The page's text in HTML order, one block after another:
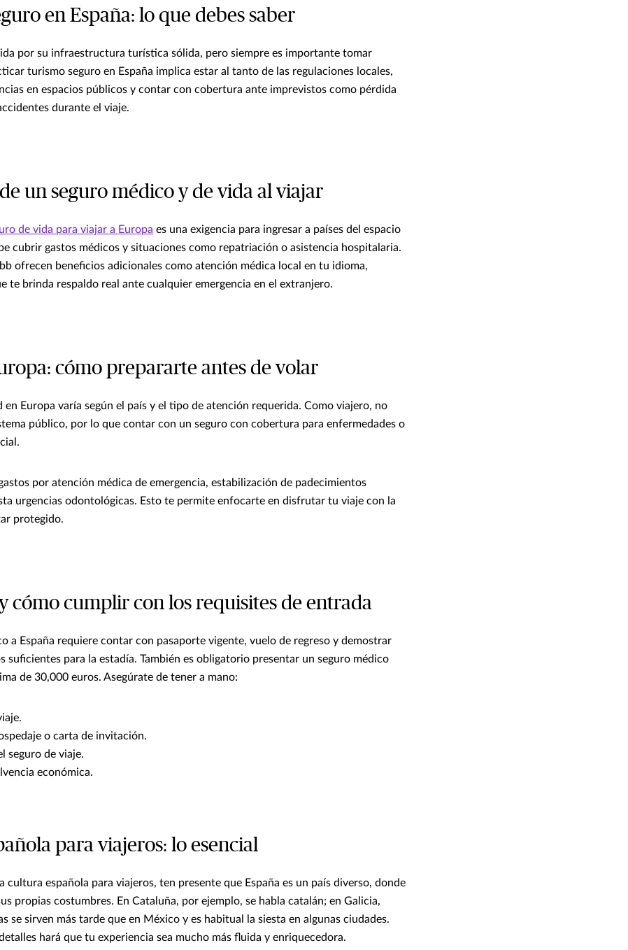
en España: lo que debes saber
por su infraestructura turística sólida, pero siempre es importante tomar
turismo seguro en España implica estar al tanto de las regulaciones locales,
en espacios públicos y contar con cobertura ante imprevistos como pérdida
durante el viaje.
un seguro médico y de vida al viajar
de vida para viajar a Europa es una exigencia para ingresar a países del espacio
cubrir gastos médicos y situaciones como repatriación o asistencia hospitalaria.
ofrecen beneficios adicionales como atención médica local en tu idioma,
te brinda respaldo real ante cualquier emergencia en el extranjero.
cómo prepararte antes de volar
en Europa varía según el país y el tipo de atención requerida. Como viajero, no
público, por lo que contar con un seguro con cobertura para enfermedades o
por atención médica de emergencia, estabilización de padecimientos
urgencias odontológicas. Esto te permite enfocarte en disfrutar tu viaje con la
protegido.
cómo cumplir con los requisites de entrada
a España requiere contar con pasaporte vigente, vuelo de regreso y demostrar
suficientes para la estadía. También es obligatorio presentar un seguro médico
de 30,000 euros. Asegúrate de tener a mano:
o carta de invitación.
seguro de viaje.
económica.
para viajeros: lo esencial
cultura española para viajeros, ten presente que España es un país diverso, donde
propias costumbres. En Cataluña, por ejemplo, se habla catalán; en Galicia,
se sirven más tarde que en México y es habitual la siesta en algunas ciudades.
hará que tu experiencia sea mucho más fluida y enriquecedora.